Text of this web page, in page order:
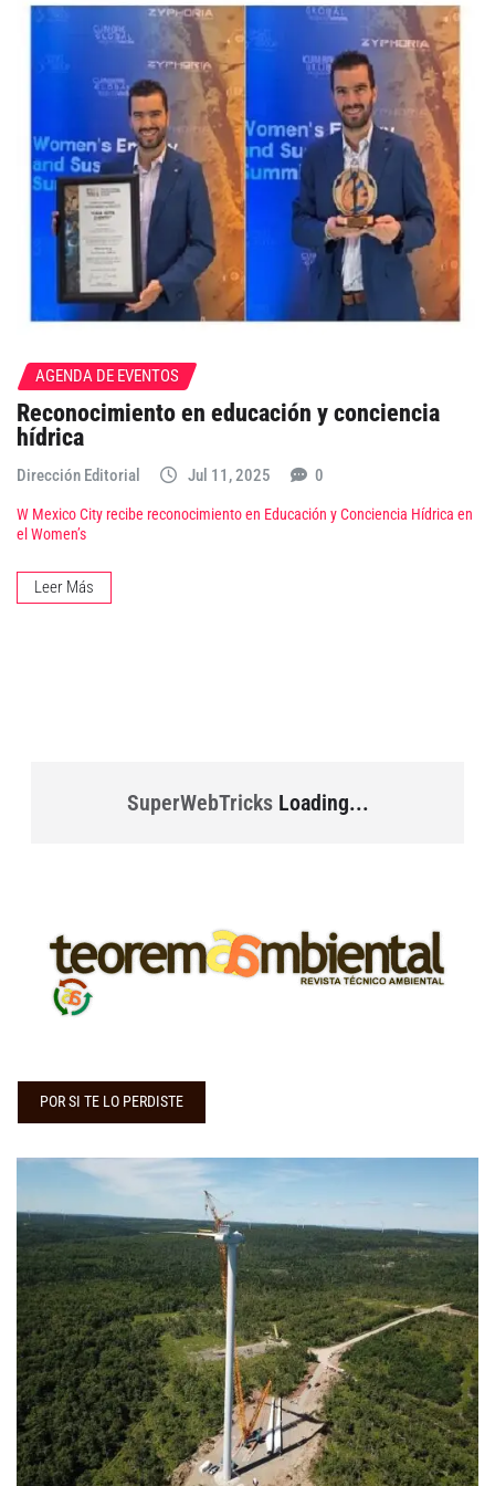
AGENDA DE EVENTOS
Reconocimiento en educación y conciencia
hídrica
Dirección Editorial Jul 11, 2025 0
W Mexico City recibe reconocimiento en Educación y Conciencia Hídrica en
el Women’s
Leer Más
SuperWebTricksLoading...
POR SI TE LO PERDISTE